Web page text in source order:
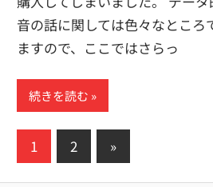
音の話に関しては色々なところ
ますので、ここではさらっ
続きを読む
投
稿
1 2
次
の
»